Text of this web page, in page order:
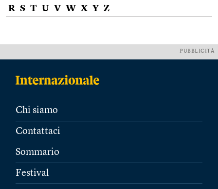
R S T U V W X Y Z
PUBBLICITÀ
Chi siamo
Contattaci
Sommario
Festival